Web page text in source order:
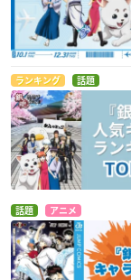
ランキング 話題
話題 アニメ